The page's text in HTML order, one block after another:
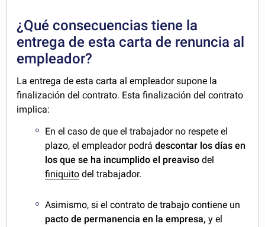
¿Qué consecuencias tiene la
entrega de esta carta de renuncia al
empleador?
La entrega de esta carta al empleador supone la
finalización del contrato. Esta finalización del contrato
implica:
En el caso de que el trabajador no respete el
plazo, el empleador podrádescontar los días en
los que se ha incumplido el preavisodel
finiquito del trabajador.
Asimismo, si el contrato de trabajo contiene un
pacto de permanencia en la empresa, y el